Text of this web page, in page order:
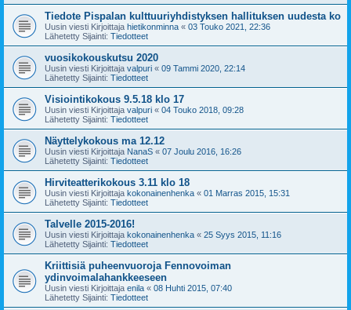
Tiedote Pispalan kulttuuriyhdistyksen hallituksen uudesta ko
Uusin viesti Kirjoittaja hietikonminna « 03 Touko 2021, 22:36
Lähetetty Sijainti: Tiedotteet
vuosikokouskutsu 2020
Uusin viesti Kirjoittaja valpuri « 09 Tammi 2020, 22:14
Lähetetty Sijainti: Tiedotteet
Visiointikokous 9.5.18 klo 17
Uusin viesti Kirjoittaja valpuri « 04 Touko 2018, 09:28
Lähetetty Sijainti: Tiedotteet
Näyttelykokous ma 12.12
Uusin viesti Kirjoittaja NanaS « 07 Joulu 2016, 16:26
Lähetetty Sijainti: Tiedotteet
Hirviteatterikokous 3.11 klo 18
Uusin viesti Kirjoittaja kokonainenhenka « 01 Marras 2015, 15:31
Lähetetty Sijainti: Tiedotteet
Talvelle 2015-2016!
Uusin viesti Kirjoittaja kokonainenhenka « 25 Syys 2015, 11:16
Lähetetty Sijainti: Tiedotteet
Kriittisiä puheenvuoroja Fennovoiman
ydinvoimalahankkeeseen
Uusin viesti Kirjoittaja enila « 08 Huhti 2015, 07:40
Lähetetty Sijainti: Tiedotteet